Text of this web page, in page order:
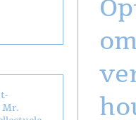
Mr.